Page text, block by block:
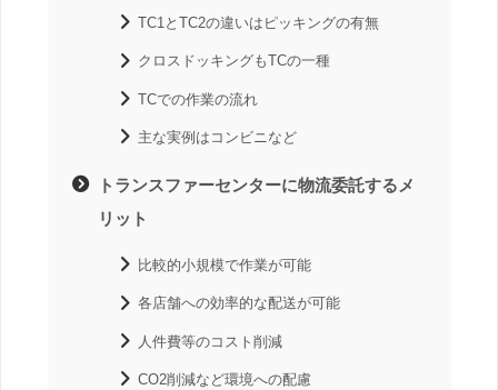
TC1とTC2の違いはピッキングの有無
クロスドッキングもTCの一種
TCでの作業の流れ
主な実例はコンビニなど
トランスファーセンターに物流委託するメ
リット
比較的小規模で作業が可能
各店舗への効率的な配送が可能
人件費等のコスト削減
CO2削減など環境への配慮